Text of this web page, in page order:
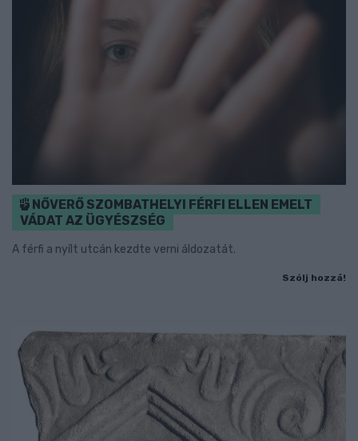
NŐVERŐ SZOMBATHELYI FÉRFI ELLEN EMELT
VÁDAT AZ ÜGYÉSZSÉG
A férfi a nyílt utcán kezdte verni áldozatát.
Szólj hozzá!